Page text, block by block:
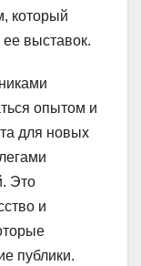
который
выставок.
опытом и
для новых
Это
и
публики.